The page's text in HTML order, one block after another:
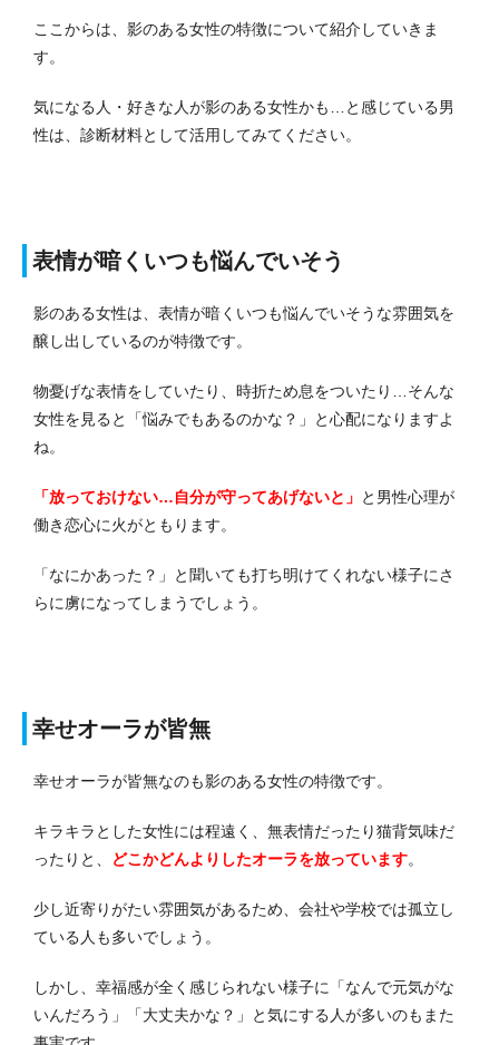
ここからは、影のある女性の特徴について紹介していきま
す。
気になる人・好きな人が影のある女性かも…と感じている男
性は、診断材料として活用してみてください。
表情が暗くいつも悩んでいそう
影のある女性は、表情が暗くいつも悩んでいそうな雰囲気を
醸し出しているのが特徴です。
物憂げな表情をしていたり、時折ため息をついたり…そんな
女性を見ると「悩みでもあるのかな？」と心配になりますよ
ね。
「放っておけない…自分が守ってあげないと」 と男性心理が
働き恋心に火がともります。
「なにかあった？」と聞いても打ち明けてくれない様子にさ
らに虜になってしまうでしょう。
幸せオーラが皆無
幸せオーラが皆無なのも影のある女性の特徴です。
キラキラとした女性には程遠く、無表情だったり猫背気味だ
ったりと、
どこかどんよりしたオーラを放っています。
少し近寄りがたい雰囲気があるため、会社や学校では孤立し
ている人も多いでしょう。
しかし、幸福感が全く感じられない様子に「なんで元気がな
いんだろう」「大丈夫かな？」と気にする人が多いのもまた